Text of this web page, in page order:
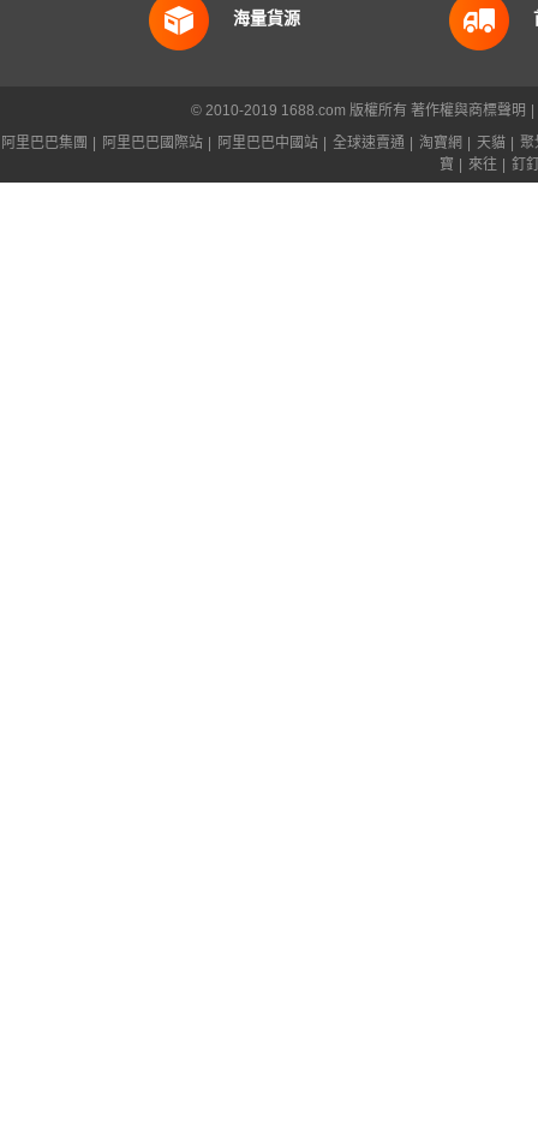
海量貨源
© 2010-2019 1688.com 版權所有 著作權與商標聲明
阿里巴巴集團
阿里巴巴國際站 阿里巴巴中國站 全球速賣通 淘寶網 天貓
聚
寶
來往 釘